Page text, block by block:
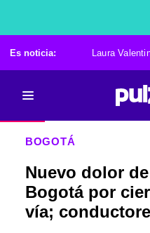
Es noticia: Laura
BOGOTÁ
Nuevo dolor
Bogotá por
vía;